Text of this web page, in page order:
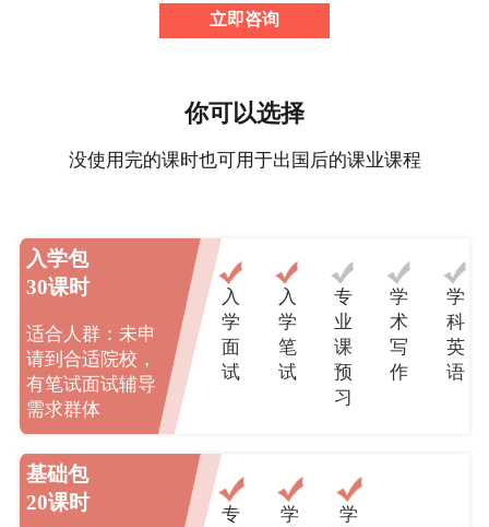
立即咨询
你可以选择
没使用完的课时也可用于出国后的课业课程
入学包
30课时
适合人群：未申
请到合适院校，
有笔试面试辅导
需求群体
入
学
面
试
入
学
笔
试
专
业
课
预
习
学
术
写
作
学
科
英
语
基础包
20课时
专
学
学